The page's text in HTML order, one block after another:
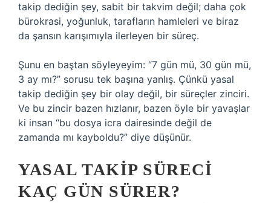
takip dediğin şey, sabit bir takvim değil; daha çok
bürokrasi, yoğunluk, tarafların hamleleri ve biraz
da şansın karışımıyla ilerleyen bir süreç.
Şunu en baştan söyleyeyim: “7 gün mü, 30 gün mü,
3 ay mı?” sorusu tek başına yanlış. Çünkü yasal
takip dediğin şey bir olay değil, bir süreçler zinciri.
Ve bu zincir bazen hızlanır, bazen öyle bir yavaşlar
ki insan “bu dosya icra dairesinde değil de
zamanda mı kayboldu?” diye düşünür.
YASAL TAKIP SÜRECI
KAÇ GÜN SÜRER?